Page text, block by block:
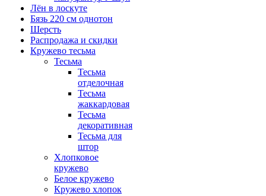
Лён в лоскуте
Бязь 220 см однотон
Шерсть
Распродажа и скидки
Кружево тесьма
Тесьма
Тесьма
отделочная
Тесьма
жаккардовая
Тесьма
декоративная
Тесьма для
штор
Хлопковое
кружево
Белое кружево
Кружево хлопок